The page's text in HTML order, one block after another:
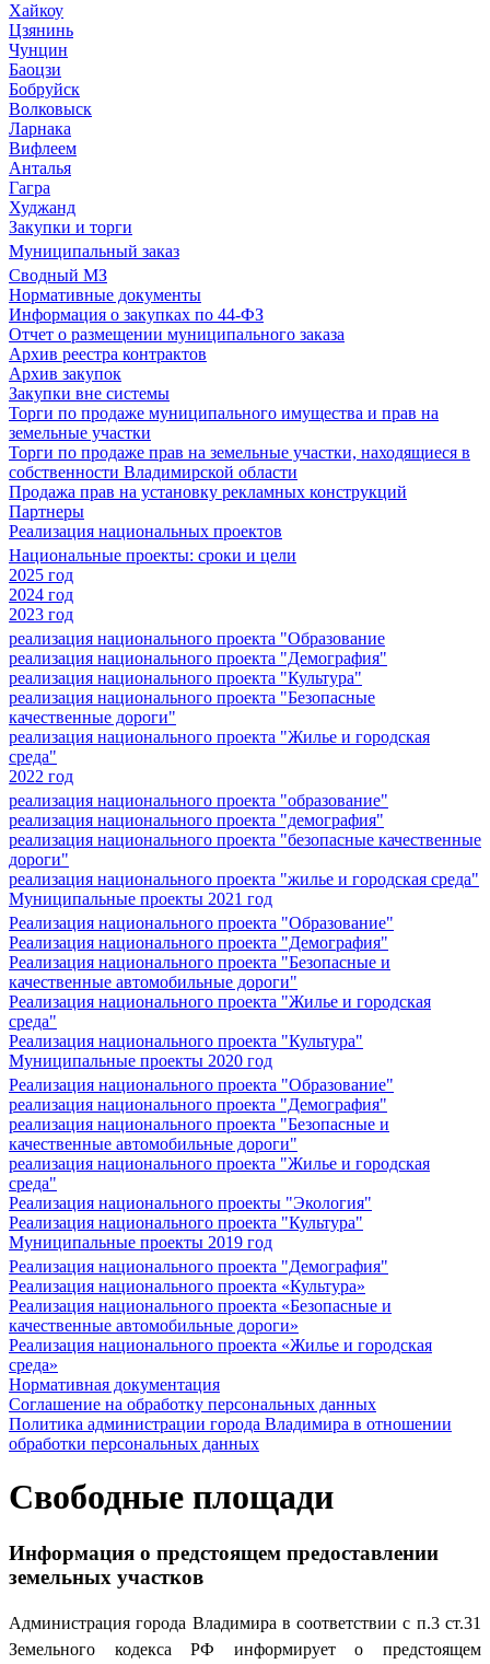
Хайкоу
Цзянинь
Чунцин
Баоцзи
Бобруйск
Волковыск
Ларнака
Вифлеем
Анталья
Гагра
Худжанд
Закупки и торги
Муниципальный заказ
Сводный МЗ
Нормативные документы
Информация о закупках по 44-ФЗ
Отчет о размещении муниципального заказа
Архив реестра контрактов
Архив закупок
Закупки вне системы
Торги по продаже муниципального имущества и прав на
земельные участки
Торги по продаже прав на земельные участки, находящиеся в
собственности Владимирской области
Продажа прав на установку рекламных конструкций
Партнеры
Реализация национальных проектов
Национальные проекты: сроки и цели
2025 год
2024 год
2023 год
реализация национального проекта "Образование
реализация национального проекта "Демография"
реализация национального проекта "Культура"
реализация национального проекта "Безопасные
качественные дороги"
реализация национального проекта "Жилье и городская
среда"
2022 год
реализация национального проекта "образование"
реализация национального проекта "демография"
реализация национального проекта "безопасные качественные
дороги"
реализация национального проекта "жилье и городская среда"
Муниципальные проекты 2021 год
Реализация национального проекта "Образование"
Реализация национального проекта "Демография"
Реализация национального проекта "Безопасные и
качественные автомобильные дороги"
Реализация национального проекта "Жилье и городская
среда"
Реализация национального проекта "Культура"
Муниципальные проекты 2020 год
Реализация национального проекта "Образование"
реализация национального проекта "Демография"
реализация национального проекта "Безопасные и
качественные автомобильные дороги"
реализация национального проекта "Жилье и городская
среда"
Реализация национального проекты "Экология"
Реализация национального проекта "Культура"
Муниципальные проекты 2019 год
Реализация национального проекта "Демография"
Реализация национального проекта «Культура»
Реализация национального проекта «Безопасные и
качественные автомобильные дороги»
Реализация национального проекта «Жилье и городская
среда»
Нормативная документация
Соглашение на обработку персональных данных
Политика администрации города Владимира в отношении
обработки персональных данных
Свободные площади
Информация о предстоящем предоставлении
земельных участков
Администрация города Владимира в соответствии с п.3 ст.31
Земельного кодекса РФ информирует о предстоящем